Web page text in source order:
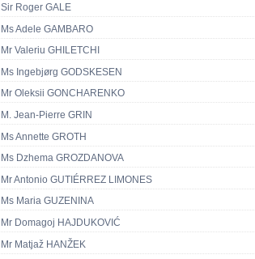
Sir Roger GALE
Ms Adele GAMBARO
Mr Valeriu GHILETCHI
Ms Ingebjørg GODSKESEN
Mr Oleksii GONCHARENKO
M. Jean-Pierre GRIN
Ms Annette GROTH
Ms Dzhema GROZDANOVA
Mr Antonio GUTIÉRREZ LIMONES
Ms Maria GUZENINA
Mr Domagoj HAJDUKOVIĆ
Mr Matjaž HANŽEK